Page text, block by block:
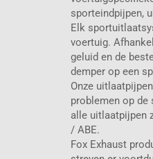
sporteindpijpen,
Elk
voertuig.
geluid en de
demper op een
Onze
problemen op de
alle uitlaatpijpen
/ ABE.
Fox Exhaust